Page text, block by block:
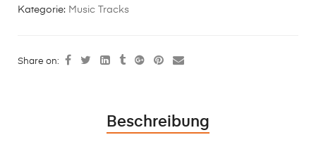
Kategorie: Music Tracks
Share on:
Beschreibung